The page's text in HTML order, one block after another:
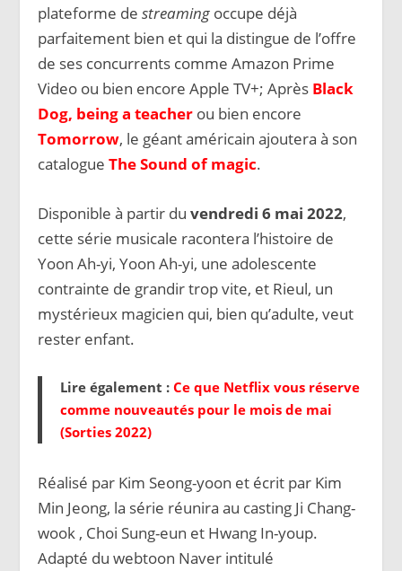
plateforme destreaming occupe déjà
parfaitement bien et qui la distingue de l’offre
de ses concurrents comme Amazon Prime
Video ou bien encore Apple TV+; Après Black
Dog, being a teacher ou bien encore
Tomorrow, le géant américain ajoutera à son
catalogueThe Sound of magic.
Disponible à partir du vendredi 6 mai 2022,
cette série musicale racontera l’histoire de
Yoon Ah-yi, Yoon Ah-yi, une adolescente
contrainte de grandir trop vite, et Rieul, un
mystérieux magicien qui, bien qu’adulte, veut
rester enfant.
Lire également :Ce que Netflix vous réserve
comme nouveautés pour le mois de mai
(Sorties 2022)
Réalisé par Kim Seong-yoon et écrit par Kim
Min Jeong, la série réunira au casting Ji Chang-
wook , Choi Sung-eun et Hwang In-youp.
Adapté du webtoon Naver intitulé